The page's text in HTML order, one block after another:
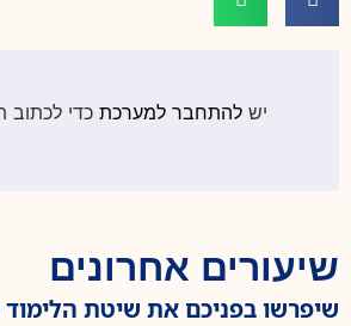
יש להתחבר למערכת כדי לכתוב
שיעורים אחרונים
שיפרשו בפניכם את שיטת